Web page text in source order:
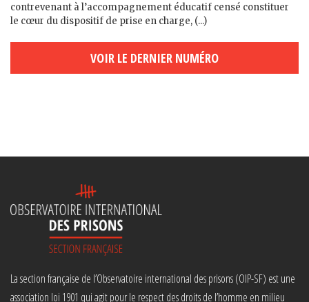
contrevenant à l’accompagnement éducatif censé constituer
le cœur du dispositif de prise en charge, (...)
VOIR LE DERNIER NUMÉRO
La section française de l’Observatoire international des prisons (OIP-SF) est une
association loi 1901 qui agit pour le respect des droits de l’homme en milieu